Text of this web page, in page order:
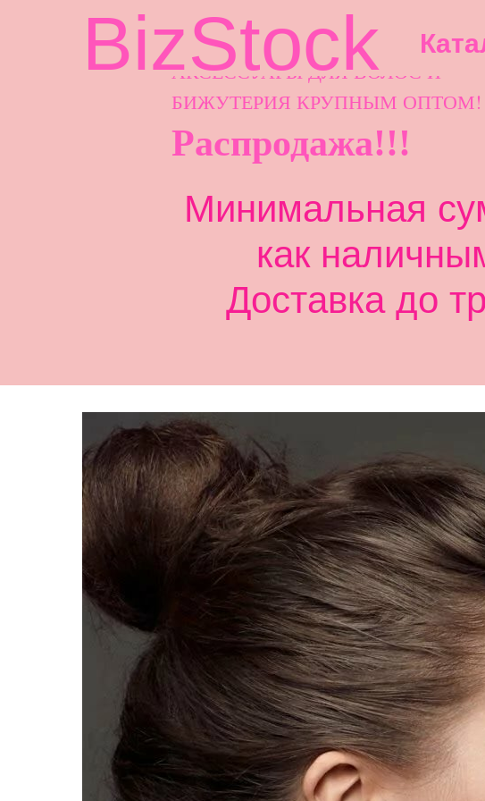
АКСЕССУАРЫ ДЛЯ ВОЛОС И
БИЖУТЕРИЯ КРУПНЫМ ОПТОМ!
Распродажа!!!
Минимальная
как
Доставка до
BizStock